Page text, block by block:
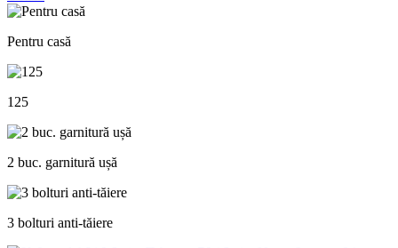
Pentru casă
125
2 buc. garnitură ușă
3 bolturi anti-tăiere